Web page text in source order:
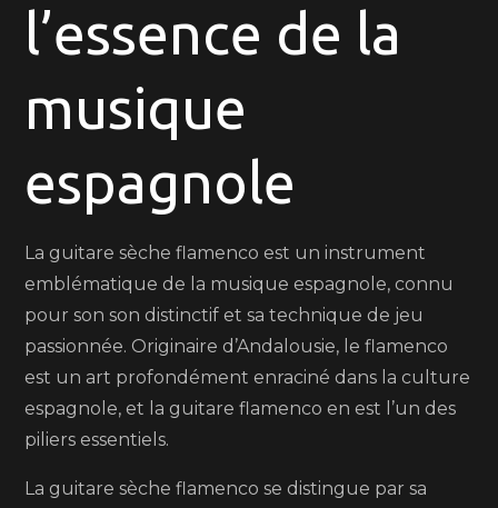
flamenco:
plongez
espagnole
l’essence de la
musique
espagnole
La guitare sèche flamenco est un instrument
emblématique de la musique espagnole, connu
pour son son distinctif et sa technique de jeu
passionnée. Originaire d’Andalousie, le flamenco
est un art profondément enraciné dans la culture
espagnole, et la guitare flamenco en est l’un des
piliers essentiels.
La guitare sèche flamenco se distingue par sa